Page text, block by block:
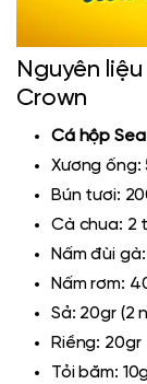
Nguyên
Crown
Cá hộp
Xương ống:
Bún tươi:
Cà chua: 2
Nấm đùi gà
Nấm rơm:
Sả: 20gr (2
Riềng: 20gr
Tỏi băm: